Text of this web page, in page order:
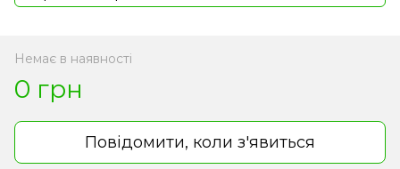
Немає в наявності
0 грн
Повідомити, коли з'явиться